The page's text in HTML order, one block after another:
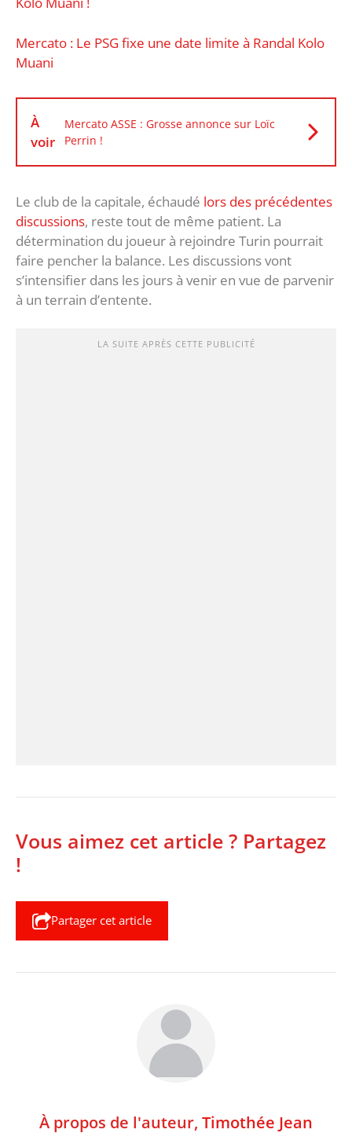
Mercato : Le PSG fixe une date limite à Randal Kolo
Muani
À
voir
Mercato ASSE : Grosse annonce sur Loïc
Perrin !
Le club de la capitale, échaudé lors des précédentes
discussions, reste tout de même patient. La
détermination du joueur à rejoindre Turin pourrait
faire pencher la balance. Les discussions vont
s’intensifier dans les jours à venir en vue de parvenir
à un terrain d’entente.
LA SUITE APRÈS CETTE PUBLICITÉ
Vous aimez cet article ? Partagez
!
Partager cet article
À propos de l'auteur, Timothée Jean